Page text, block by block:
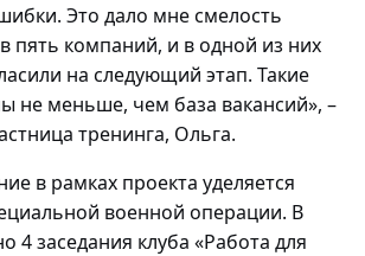
Это дало мне смелость
пять компаний, и водной из них
на следующий этап. Такие
не меньше, чем база вакансий», –
тренинга, Ольга.
в рамках проекта уделяется
военной операции. В
4 заседания клуба «Работа для